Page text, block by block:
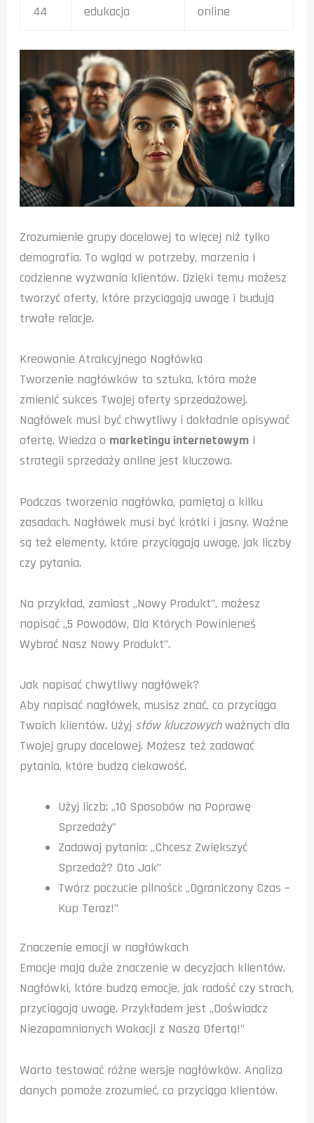
44
edukacja
online
Zrozumienie grupy docelowej to więcej niż tylko
demografia. To wgląd w potrzeby, marzenia i
codzienne wyzwania klientów. Dzięki temu możesz
tworzyć oferty, które przyciągają uwagę i budują
trwałe relacje.
Kreowanie Atrakcyjnego Nagłówka
Tworzenie nagłówków to sztuka, która może
zmienić sukces Twojej oferty sprzedażowej.
Nagłówek musi być chwytliwy i dokładnie opisywać
ofertę. Wiedza o marketingu internetowym i
strategii sprzedaży online jest kluczowa.
Podczas tworzenia nagłówka, pamiętaj o kilku
zasadach. Nagłówek musi być krótki i jasny. Ważne
są też elementy, które przyciągają uwagę, jak liczby
czy pytania.
Na przykład, zamiast „Nowy Produkt”, możesz
napisać „5 Powodów, Dla Których Powinieneś
Wybrać Nasz Nowy Produkt”.
Jak napisać chwytliwy nagłówek?
Aby napisać nagłówek, musisz znać, co przyciąga
Twoich klientów. Użyj słów kluczowychważnych dla
Twojej grupy docelowej. Możesz też zadawać
pytania, które budzą ciekawość.
Użyj liczb: „10 Sposobów na Poprawę
Sprzedaży”
Zadawaj pytania: „Chcesz Zwiększyć
Sprzedaż? Oto Jak”
Twórz poczucie pilności: „Ograniczony Czas –
Kup Teraz!”
Znaczenie emocji w nagłówkach
Emocje mają duże znaczenie w decyzjach klientów.
Nagłówki, które budzą emocje, jak radość czy strach,
przyciągają uwagę. Przykładem jest „Doświadcz
Niezapomnianych Wakacji z Naszą Ofertą!”
Warto testować różne wersje nagłówków. Analiza
danych pomoże zrozumieć, co przyciąga klientów.